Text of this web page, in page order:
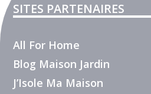
SITES PARTENAIRES
All For Home
Blog Maison Jardin
J’Isole Ma Maison